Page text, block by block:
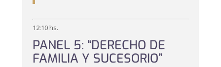
12:10 hs.
PANEL 5: “DERECHO DE
FAMILIA Y SUCESORIO”